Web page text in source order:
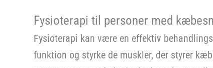
Fysioterapi til personer med
Fysioterapi kan være en effektiv
funktion og styrke de muskler, der styrer